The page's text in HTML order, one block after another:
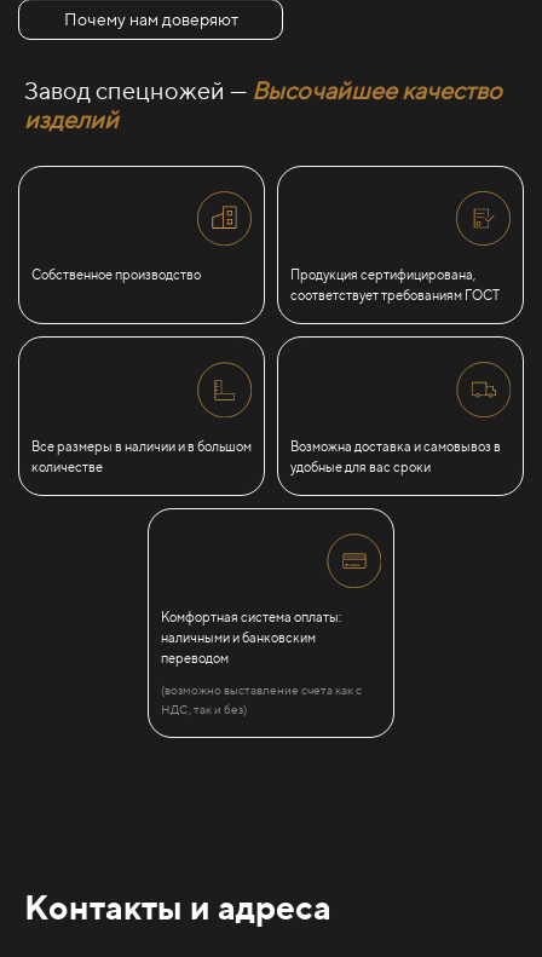
Почему нам доверяют
Завод спецножей — Высочайшее качество
изделий
Собственное производство
Продукция сертифицирована,
соответствует требованиям ГОСТ
Все размеры в наличии и в большом
количестве
Возможна доставка и самовывоз в
удобные для вас сроки
Комфортная система оплаты:
наличными и банковским
переводом
(возможно выставление счета как с
НДС, так и без)
Контакты и адреса